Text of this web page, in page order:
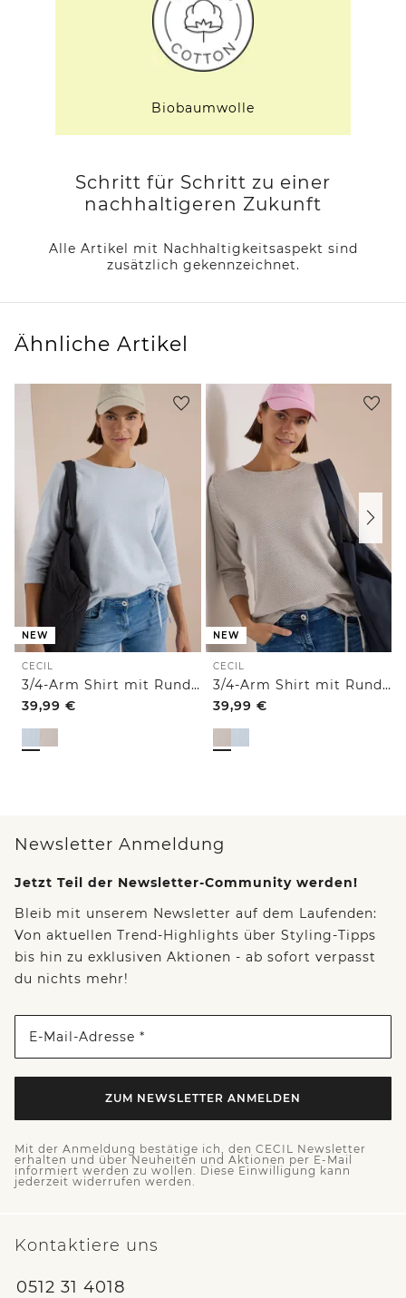
Biobaumwolle
Schritt für Schritt zu einer
nachhaltigeren Zukunft
Alle Artikel mit Nachhaltigkeitsaspekt sind
zusätzlich gekennzeichnet.
Ähnliche Artikel
NEW
CECIL
3/4-Arm Shirt mit Rundhals und Struktur
39,99 €
NEW
CECIL
3/4-Arm Shirt mit Rundhals und Struktur
39,99 €
Newsletter Anmeldung
Jetzt Teil der Newsletter-Community werden!
Bleib mit unserem Newsletter auf dem Laufenden:
Von aktuellen Trend-Highlights über Styling-Tipps
bis hin zu exklusiven Aktionen - ab sofort verpasst
du nichts mehr!
E-Mail-Adresse *
ZUM NEWSLETTER ANMELDEN
Mit der Anmeldung bestätige ich, den CECIL Newsletter
erhalten und über Neuheiten und Aktionen per E-Mail
informiert werden zu wollen. Diese Einwilligung kann
jederzeit widerrufen werden.
Kontaktiere uns
0512 31 4018